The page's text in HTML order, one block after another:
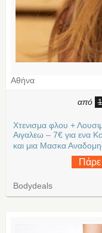
Αθήνα
από
Χτενισμα φλου +
Αιγαλεω – 7€ για ενα
και μια Μασκα
Bodydeals